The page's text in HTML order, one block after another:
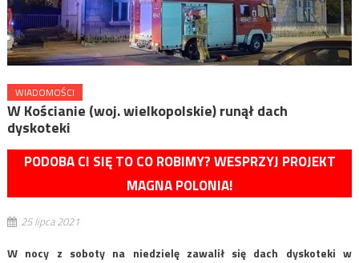
WIADOMOŚCI
W Kościanie (woj. wielkopolskie) runął dach
dyskoteki
PODOBA CI SIĘ TO CO ROBIMY? WESPRZYJ PROJEKT
MAGNA POLONIA!
25 lipca 2021
W nocy z soboty na niedzielę zawalił się dach dyskoteki w